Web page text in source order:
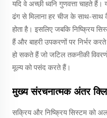
यदि वे अच्छी ध्वनि गुणवत्ता चाहते
ढंग से मिलाना हर चीज के साथ-
होता है। इसलिए जबकि निष्क्रिय
हैं और बाहरी उपकरणों पर निर्भर
हो सकते हैं जो जटिल तकनीकी
मूल्य को पसंद करते हैं।
मुख्य संरचनात्मक अंतर
सक्रिय और निष्क्रिय सिस्टम को